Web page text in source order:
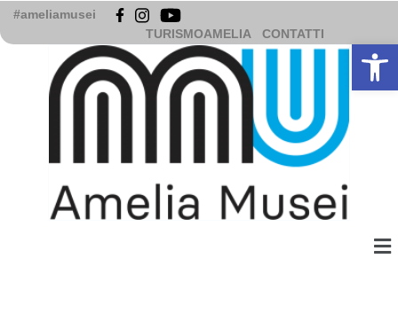
Vai
contenuto
#ameliamusei
TURISMOAMELIA
CONTATTI
Apri la